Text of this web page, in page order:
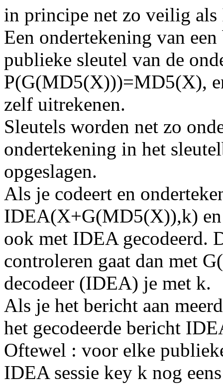
in principe net zo veilig
Een ondertekening van
publieke sleutel van de
P(G(MD5(X)))=MD5(X),
zelf uitrekenen.
Sleutels worden net zo
ondertekening in het
opgeslagen.
Als je codeert en
IDEA(X+G(MD5(X)),k)
ook met IDEA gecodeerd.
controleren gaat dan met
decodeer (IDEA) je met k.
Als je het bericht aan
het gecodeerde bericht
Oftewel : voor elke
IDEA sessie key k nog